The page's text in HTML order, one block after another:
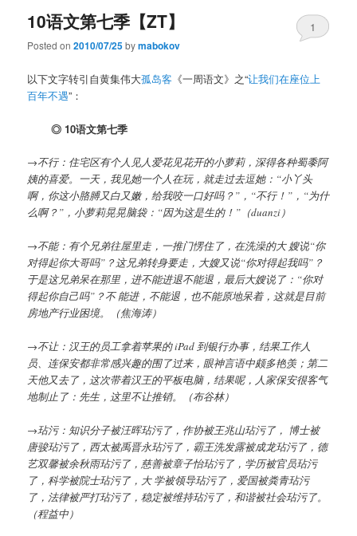
10语文第七季【ZT】
Posted on2010/07/25bymabokov
1
以下文字转引自黄集伟大孤岛客 《一周语文》之“让我们在座位上
百年不遇”：
◎ 10语文第七季
→不行：住宅区有个人见人爱花见花开的小萝莉，深得各种蜀黍阿
姨的喜爱。一天，我见她一个人在玩，就走过去逗她：“小丫头
啊，你这小胳膊又白又嫩，给我咬一口好吗？”，“不行！”，“为什
么啊？”，小萝莉晃晃脑袋：“因为这是生的！”（duanzi）
→不能：有个兄弟往屋里走，一推门愣住了，在洗澡的大 嫂说“你
对得起你大哥吗”？这兄弟转身要走，大嫂又说“你对得起我吗”？
于是这兄弟呆在那里，进不能进退不能退，最后大嫂说了：“你对
得起你自己吗”？不 能进，不能退，也不能原地呆着，这就是目前
房地产行业困境。（焦海涛）
→不让：汉王的员工拿着苹果的 iPad 到银行办事，结果工作人
员、连保安都非常感兴趣的围了过来，眼神言语中颇多艳羡；第二
天他又去了，这次带着汉王的平板电脑，结果呢，人家保安很客气
地制止了：先生，这里不让推销。（布谷林）
→玷污：知识分子被汪晖玷污了，作协被王兆山玷污了， 博士被
唐骏玷污了，西太被禹晋永玷污了，霸王洗发露被成龙玷污了，德
艺双馨被余秋雨玷污了，慈善被章子怡玷污了，学历被官员玷污
了，科学被院士玷污了，大 学被领导玷污了，爱国被粪青玷污
了，法律被严打玷污了，稳定被维持玷污了，和谐被社会玷污了。
（程益中）